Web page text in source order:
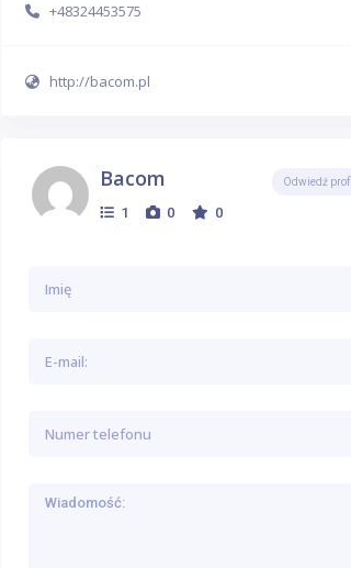
+48324453575
http://bacom.pl
Bacom
1 0 0
Odwiedź profil